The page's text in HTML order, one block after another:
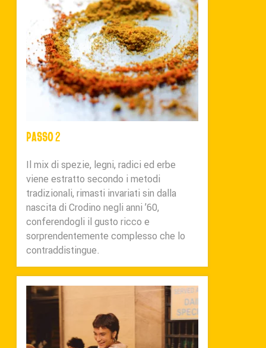
PASSO 2
Il mix di spezie, legni, radici ed erbe
viene estratto secondo i metodi
tradizionali, rimasti invariati sin dalla
nascita di Crodino negli anni ’60,
conferendogli il gusto ricco e
sorprendentemente complesso che lo
contraddistingue.